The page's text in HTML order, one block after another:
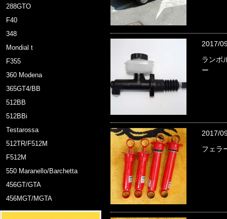
288GTO
F40
348
Mondial t
F355
360 Modena
365GT4/BB
512BB
512BBi
Testarossa
512TR/F512M
F512M
550 Maranello/Barchetta
456GT/GTA
456MGT/MGTA
2017/
ランボ
ー
2017/
フェラ